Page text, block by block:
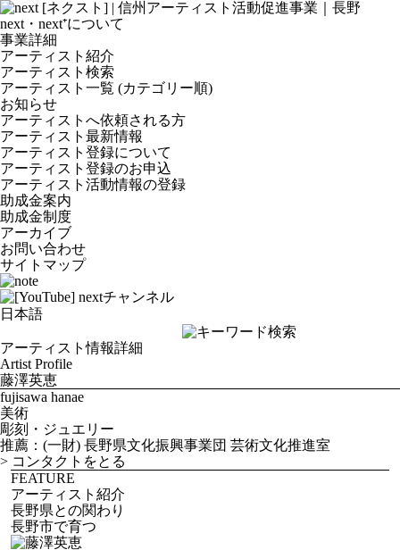
next・next⁺について
事業詳細
アーティスト紹介
アーティスト検索
アーティスト一覧 (カテゴリー順)
お知らせ
アーティストへ依頼される方
アーティスト最新情報
アーティスト登録について
アーティスト登録のお申込
アーティスト活動情報の登録
助成金案内
助成金制度
アーカイブ
お問い合わせ
サイトマップ
アーティスト情報詳細
Artist Profile
藤澤英恵
fujisawa hanae
美術
彫刻・ジュエリー
推薦：(一財) 長野県文化振興事業団 芸術文化推進室
> コンタクトをとる
FEATURE
アーティスト紹介
長野県との関わり
長野市で育つ